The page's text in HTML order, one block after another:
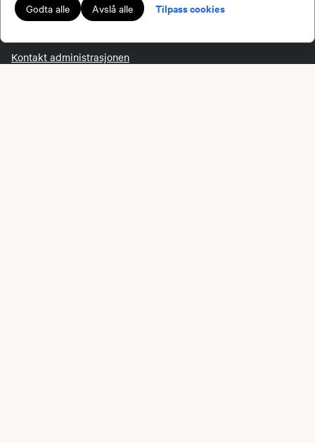
Godta alle Avslå alle Tilpass cookies
NJFF
Kontakt administrasjonen